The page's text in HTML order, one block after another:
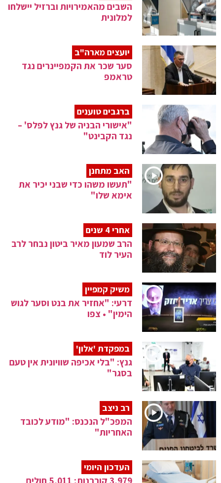
השבים מהאמירויות וברזיל יישלחו
למלונית
יועצים מארה"ב
סער שכר את הקמפיינרים נגד
טראמפ
ברגבים טוענים
"אישורי הבניה של גנץ לפלס' –
נגד הקבינט"
האב מתחנן
"תעשו משהו כדי שבני יכיר את
אימא שלו"
אחרי 4 שנים
הרב שמעון מאיר ביטון נבחר לרב
העיר לוד
משיק קמפיין
דרעי: "אחזיר את בנט וסער לגוש
הימין" • צפו
במפקדת 'אלון'
גנץ: "בלי אכיפה שוויונית אין טעם
בסגר"
רב ניצב
המפכ"ל הנכנס: "מודע לכובד
האחריות"
העדכון היומי